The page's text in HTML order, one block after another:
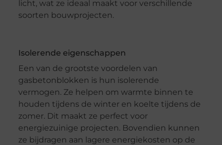
licht, wat ze ideaal maakt voor verschillende
soorten bouwprojecten.
Isolerende eigenschappen
Een van de grootste voordelen van
gasbetonblokken is hun isolerende
vermogen. Ze helpen om warmte binnen te
houden tijdens de winter en koelte tijdens de
zomer. Dit maakt ze perfect voor
energiezuinige projecten. Bovendien kunnen
ze bijdragen aan lagere energiekosten op de